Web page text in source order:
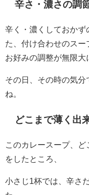
辛さ・濃さの調
辛く・濃くしておかず
た、付け合わせのスー
お好みの調整が無限大
その日、その時の気
ね。
どこまで薄く出
このカレースープ、
をしたところ、
小さじ1杯では、辛さ